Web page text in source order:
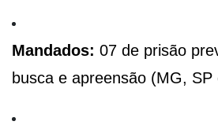
Mandados: 07 de prisão
busca e apreensão (MG, SP